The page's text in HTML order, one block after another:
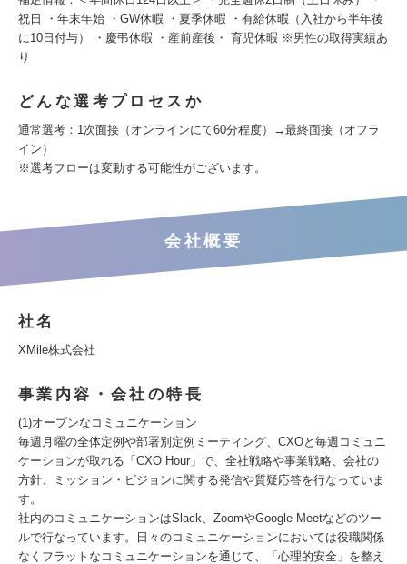
祝日 ・年末年始 ・GW休暇 ・夏季休暇 ・有給休暇（入社から半年後
に10日付与） ・慶弔休暇 ・産前産後・ 育児休暇 ※男性の取得実績あ
り
どんな選考プロセスか
通常選考：1次面接（オンラインにて60分程度）→最終面接（オフラ
イン）
※選考フローは変動する可能性がございます。
会社概要
社名
XMile株式会社
事業内容・会社の特長
(1)オープンなコミュニケーション
毎週月曜の全体定例や部署別定例ミーティング、CXOと毎週コミュニ
ケーションが取れる「CXO Hour」で、全社戦略や事業戦略、会社の
方針、ミッション・ビジョンに関する発信や質疑応答を行なっていま
す。
社内のコミュニケーションはSlack、ZoomやGoogle Meetなどのツー
ルで行なっています。日々のコミュニケーションにおいては役職関係
なくフラットなコミュニケーションを通じて、「心理的安全」を整え